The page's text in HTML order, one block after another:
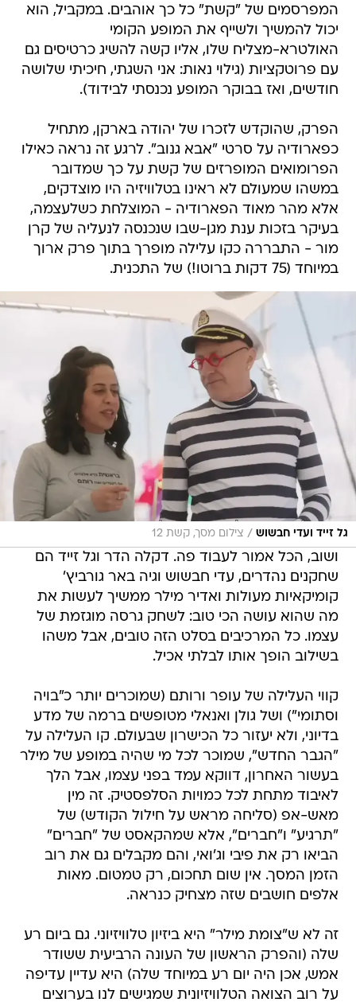
המפרסמים של "קשת" כל כך אוהבים. במקביל, הוא
יכול להמשיך ולשייף את המופע הקומי
האולטרא-מצליח שלו, אליו קשה להשיג כרטיסים גם
עם פרוטקציות (גילוי נאות: אני השגתי, חיכיתי שלושה
חודשים, ואז בבוקר המופע נכנסתי לבידוד).
הפרק, שהוקדש לזכרו של יהודה בארקן, מתחיל
כפארודיה על סרטי "אבא גנוב". לרגע זה נראה כאילו
הפרומואים המופרזים של קשת על כך שמדובר
במשהו שמעולם לא ראינו בטלוויזיה היו מוצדקים,
אלא מהר מאוד הפארודיה - המוצלחת כשלעצמה,
בעיקר בזכות ענת מגן-שבו שנכנסה לנעליה של קרן
מור - התבררה כקו עלילה מופרך בתוך פרק ארוך
במיוחד (75 דקות ברוטו!) של התכנית.
גל זייד ועדי חבשוש / צילום מסך, קשת 12
ושוב, הכל אמור לעבוד פה. דקלה הדר וגל זייד הם
שחקנים נהדרים, עדי חבשוש וגיה באר גורביץ'
קומיקאיות מעולות ואדיר מילר ממשיך לעשות את
מה שהוא עושה הכי טוב: לשחק גרסה מוגזמת של
עצמו. כל המרכיבים בסלט הזה טובים, אבל משהו
בשילוב הופך אותו לבלתי אכיל.
קווי העלילה של עופר ורותם (שמוכרים יותר כ"בויה
וסתומי") ושל גולן ואנאלי מטופשים ברמה של מדע
בדיוני, ולא יעזור כל הכישרון שבעולם. קו העלילה על
"הגבר החדש", שמוכר לכל מי שהיה במופע של מילר
בעשור האחרון, דווקא עמד בפני עצמו, אבל הלך
לאיבוד מתחת לכל כמויות הסלפסטיק. זה מין
מאש-אפ (סליחה מראש על חילול הקודש) של
"תרגיע" ו"חברים", אלא שמהקאסט של "חברים"
הביאו רק את פיבי וג'ואי, והם מקבלים גם את רוב
הזמן המסך. אין שום תחכום, רק טמטום. מאות
אלפים חושבים שזה מצחיק כנראה.
זה לא ש"צומת מילר" היא ביזיון טלוויזיוני. גם ביום רע
שלה (והפרק הראשון של העונה הרביעית ששודר
אמש, אכן היה יום רע במיוחד שלה) היא עדיין עדיפה
על רוב הצואה הטלוויזיונית שמגישים לנו בערוצים